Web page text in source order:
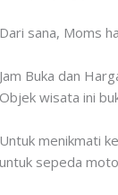
Dari sana, Moms
Jam Buka dan
Objek wisata ini
Untuk menikmati
untuk sepeda